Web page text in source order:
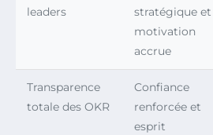
leaders
stratégique et
motivation
accrue
Transparence
totale des OKR
Confiance
renforcée et
esprit